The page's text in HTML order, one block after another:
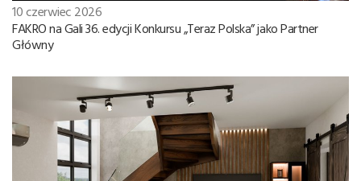
10 czerwiec 2026
FAKRO na Gali 36. edycji Konkursu „Teraz Polska” jako Partner
Główny